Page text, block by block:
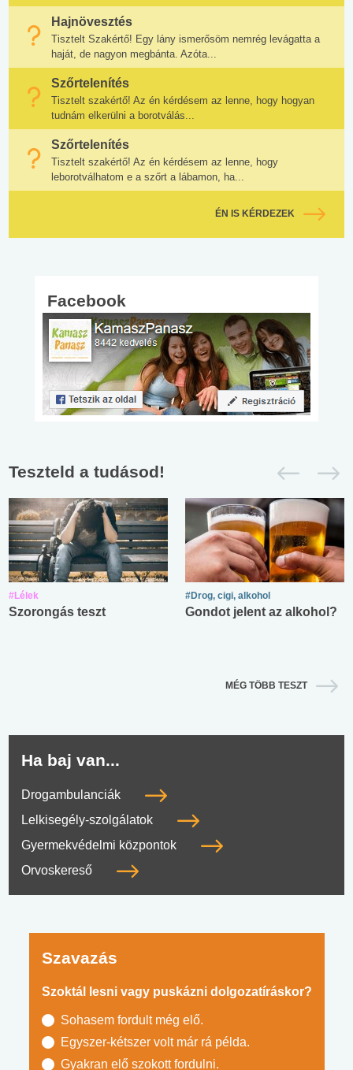
Hajnövesztés
Tisztelt Szakértő! Egy lány ismerősöm nemrég levágatta a
haját, de nagyon megbánta. Azóta...
Szőrtelenítés
Tisztelt szakértő! Az én kérdésem az lenne, hogy hogyan
tudnám elkerülni a borotválás...
Szőrtelenítés
Tisztelt szakértő! Az én kérdésem az lenne, hogy
leborotválhatom e a szőrt a lábamon, ha...
ÉN IS KÉRDEZEK
Facebook
Teszteld a tudásod!
#Lélek
Szorongás teszt
#Drog, cigi, alkohol
Gondot jelent az alkohol?
MÉG TÖBB TESZT
Ha baj van...
Drogambulanciák
Lelkisegély-szolgálatok
Gyermekvédelmi központok
Orvoskereső
Szavazás
Szoktál lesni vagy puskázni dolgozatíráskor?
Sohasem fordult még elő.
Egyszer-kétszer volt már rá példa.
Gyakran elő szokott fordulni.